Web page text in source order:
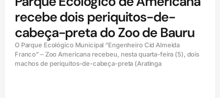
recebe dois periquitos-de-
cabeça-preta do Zoo de Bauru
O Parque Ecológico Municipal “Engenheiro Cid Almeida
Franco” – Zoo Americana recebeu, nesta quarta-feira (5), dois
machos de periquitos-de-cabeça-preta (Aratinga